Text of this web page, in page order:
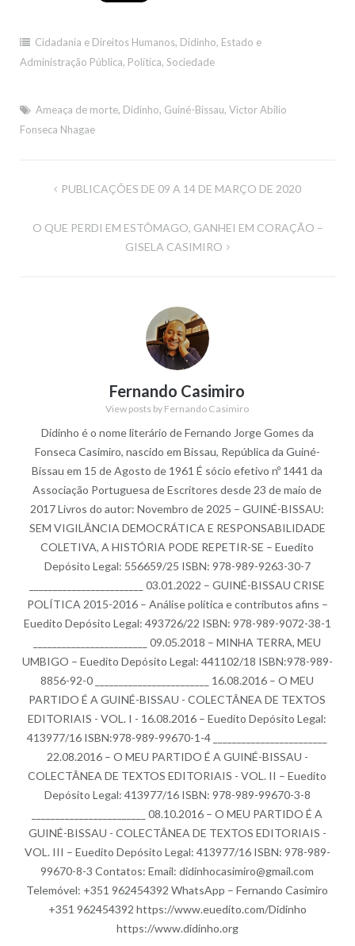
Cidadania e Direitos Humanos, Didinho, Estado e
Administração Pública, Política, Sociedade
Ameaça de morte, Didinho, Guiné-Bissau, Victor Abilio
Fonseca Nhagae
Navegação
artigos
PUBLICAÇÕES DE 09 A 14 DE MARÇO DE 2020
O QUE PERDI EM ESTÔMAGO, GANHEI EM CORAÇÃO –
GISELA CASIMIRO
Fernando Casimiro
View posts by Fernando Casimiro
Didinho é o nome literário de Fernando Jorge Gomes da
Fonseca Casimiro, nascido em Bissau, República da Guiné-
Bissau em 15 de Agosto de 1961 É sócio efetivo nº 1441 da
Associação Portuguesa de Escritores desde 23 de maio de
2017 Livros do autor: Novembro de 2025 – GUINÉ-BISSAU:
SEM VIGILÂNCIA DEMOCRÁTICA E RESPONSABILIDADE
COLETIVA, A HISTÓRIA PODE REPETIR-SE – Euedito
Depósito Legal: 556659/25 ISBN: 978-989-9263-30-7
________________________ 03.01.2022 – GUINÉ-BISSAU CRISE
POLÍTICA 2015-2016 – Análise política e contributos afins –
Euedito Depósito Legal: 493726/22 ISBN: 978-989-9072-38-1
________________________ 09.05.2018 – MINHA TERRA, MEU
UMBIGO – Euedito Depósito Legal: 441102/18 ISBN:978-989-
8856-92-0 ________________________ 16.08.2016 – O MEU
PARTIDO É A GUINÉ-BISSAU - COLECTÂNEA DE TEXTOS
EDITORIAIS - VOL. I - 16.08.2016 – Euedito Depósito Legal:
413977/16 ISBN:978-989-99670-1-4 ________________________
22.08.2016 – O MEU PARTIDO É A GUINÉ-BISSAU -
COLECTÂNEA DE TEXTOS EDITORIAIS - VOL. II – Euedito
Depósito Legal: 413977/16 ISBN: 978-989-99670-3-8
________________________ 08.10.2016 – O MEU PARTIDO É A
GUINÉ-BISSAU - COLECTÂNEA DE TEXTOS EDITORIAIS -
VOL. III – Euedito Depósito Legal: 413977/16 ISBN: 978-989-
99670-8-3 Contatos: Email: didinhocasimiro@gmail.com
Telemóvel: +351 962454392 WhatsApp – Fernando Casimiro
+351 962454392 https://www.euedito.com/Didinho
https://www.didinho.org